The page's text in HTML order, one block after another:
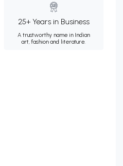
25+ Years in Business
A trustworthy name in Indian
art, fashion and literature.